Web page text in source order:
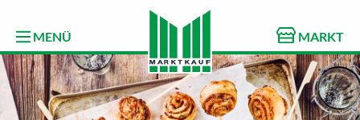
MENÜ MARKT